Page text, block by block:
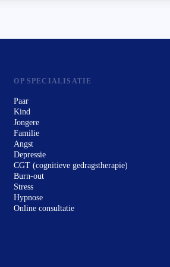
OP SPECIALISATIE
Paar
Kind
Jongere
Familie
Angst
Depressie
CGT (cognitieve gedragstherapie)
Burn-out
Stress
Hypnose
Online consultatie